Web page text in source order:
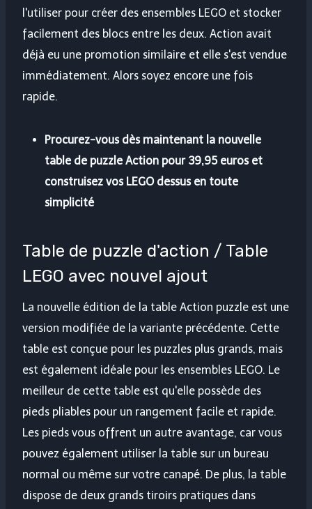
l'utiliser pour créer des ensembles LEGO et stocker
facilement des blocs entre les deux. Action avait
déjà eu une promotion similaire et elle s'est vendue
immédiatement. Alors soyez encore une fois
rapide.
Procurez-vous dès maintenant la nouvelle
table de puzzle Action pour 39,95 euros et
construisez vos LEGO dessus en toute
simplicité
Table de puzzle d'action / Table
LEGO avec nouvel ajout
La nouvelle édition de la table Action puzzle est une
version modifiée de la variante précédente. Cette
table est conçue pour les puzzles plus grands, mais
est également idéale pour les ensembles LEGO. Le
meilleur de cette table est qu'elle possède des
pieds pliables pour un rangement facile et rapide.
Les pieds vous offrent un autre avantage, car vous
pouvez également utiliser la table sur un bureau
normal ou même sur votre canapé. De plus, la table
dispose de deux grands tiroirs pratiques dans